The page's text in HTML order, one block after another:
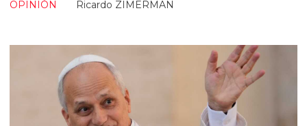
Ricardo ZIMERMAN
OPINIÓN